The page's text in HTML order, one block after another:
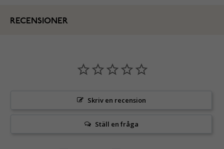
RECENSIONER
Skriv en recension
Ställ en fråga